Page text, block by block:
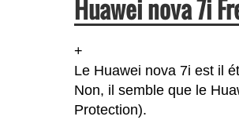
Huawei nova 7i
+
Le Huawei nova 7i est il
Non, il semble que le
Protection).